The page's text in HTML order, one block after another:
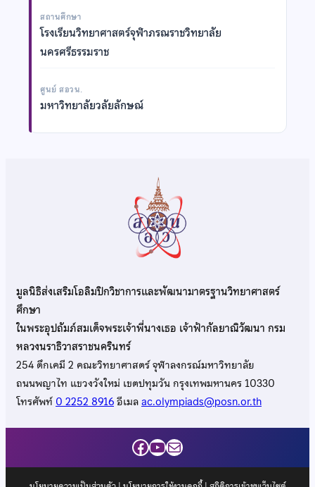
สถานศึกษา
โรงเรียนวิทยาศาสตร์จุฬาภรณราชวิทยาลัย
นครศรีธรรมราช
ศูนย์ สอวน.
มหาวิทยาลัยวลัยลักษณ์
มูลนิธิส่งเสริมโอลิมปิกวิชาการและพัฒนามาตรฐานวิทยาศาสตร์
ศึกษา
ในพระอุปถัมภ์สมเด็จพระเจ้าพี่นางเธอ เจ้าฟ้ากัลยาณิวัฒนา กรม
หลวงนราธิวาสราชนครินทร์
254 ตึกเคมี 2 คณะวิทยาศาสตร์ จุฬาลงกรณ์มหาวิทยาลัย
ถนนพญาไท แขวงวังใหม่ เขตปทุมวัน กรุงเทพมหานคร 10330
โทรศัพท์0 2252 8916อีเมลac.olympiads@posn.or.th
Facebook
YouTube
Mail